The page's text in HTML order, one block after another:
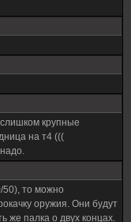
крупные
на т4 (((
50), то можно
оружия. Они будут
же палка о двух концах.